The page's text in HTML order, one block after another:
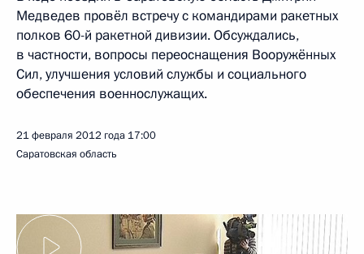
Медведев провёл встречу с командирами ракетных
полков 60-й ракетной дивизии. Обсуждались,
в частности, вопросы переоснащения Вооружённых
Сил, улучшения условий службы и социального
обеспечения военнослужащих.
21 февраля 2012 года 17:00
Саратовская область